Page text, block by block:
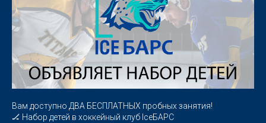
Вам доступно ДВА БЕСПЛАТНЫХ пробных занятия!
🏒 Набор детей в хоккейный клуб IceБАРС